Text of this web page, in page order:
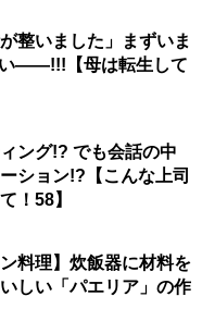
整いました」まずいま
――!!!【母は転生して
ング!? でも会話の中
ション!?【こんな上司
て！58】
料理】炊飯器に材料を
しい「パエリア」の作